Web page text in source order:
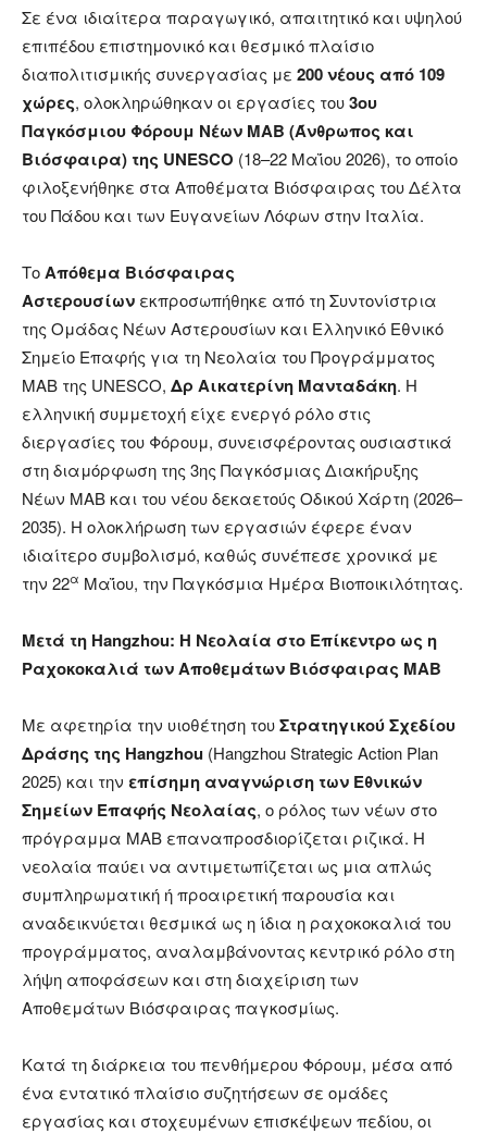
Σε ένα ιδιαίτερα παραγωγικό, απαιτητικό και υψηλού
επιπέδου επιστημονικό και θεσμικό πλαίσιο
διαπολιτισμικής συνεργασίας με 200 νέους από 109
χώρες, ολοκληρώθηκαν οι εργασίες του3ου
Παγκόσμιου Φόρουμ Νέων MAB (Άνθρωπος και
Βιόσφαιρα) της UNESCO (18–22 Μαΐου 2026), το οποίο
φιλοξενήθηκε στα Αποθέματα Βιόσφαιρας του Δέλτα
του Πάδου και των Ευγανείων Λόφων στην Ιταλία.
ΤοΑπόθεμα Βιόσφαιρας
Αστερουσίων εκπροσωπήθηκε από τη Συντονίστρια
της Ομάδας Νέων Αστερουσίων και Ελληνικό Εθνικό
Σημείο Επαφής για τη Νεολαία του Προγράμματος
MAB της UNESCO, Δρ Αικατερίνη Μανταδάκη. Η
ελληνική συμμετοχή είχε ενεργό ρόλο στις
διεργασίες του Φόρουμ, συνεισφέροντας ουσιαστικά
στη διαμόρφωση της 3ης Παγκόσμιας Διακήρυξης
Νέων MAB και του νέου δεκαετούς Οδικού Χάρτη (2026–
2035). Η ολοκλήρωση των εργασιών έφερε έναν
ιδιαίτερο συμβολισμό, καθώς συνέπεσε χρονικά με
την 22α Μαΐου, την Παγκόσμια Ημέρα Βιοποικιλότητας.
Μετά τη Hangzhou: Η Νεολαία στο Επίκεντρο ως η
Ραχοκοκαλιά των Αποθεμάτων Βιόσφαιρας MAB
Με αφετηρία την υιοθέτηση τουΣτρατηγικού Σχεδίου
Δράσης της Hangzhou (Hangzhou Strategic Action Plan
2025) και την επίσημη αναγνώριση των Εθνικών
Σημείων Επαφής Νεολαίας, ο ρόλος των νέων στο
πρόγραμμα MAB επαναπροσδιορίζεται ριζικά. Η
νεολαία παύει να αντιμετωπίζεται ως μια απλώς
συμπληρωματική ή προαιρετική παρουσία και
αναδεικνύεται θεσμικά ως η ίδια η ραχοκοκαλιά του
προγράμματος, αναλαμβάνοντας κεντρικό ρόλο στη
λήψη αποφάσεων και στη διαχείριση των
Αποθεμάτων Βιόσφαιρας παγκοσμίως.
Κατά τη διάρκεια του πενθήμερου Φόρουμ, μέσα από
ένα εντατικό πλαίσιο συζητήσεων σε ομάδες
εργασίας και στοχευμένων επισκέψεων πεδίου, οι